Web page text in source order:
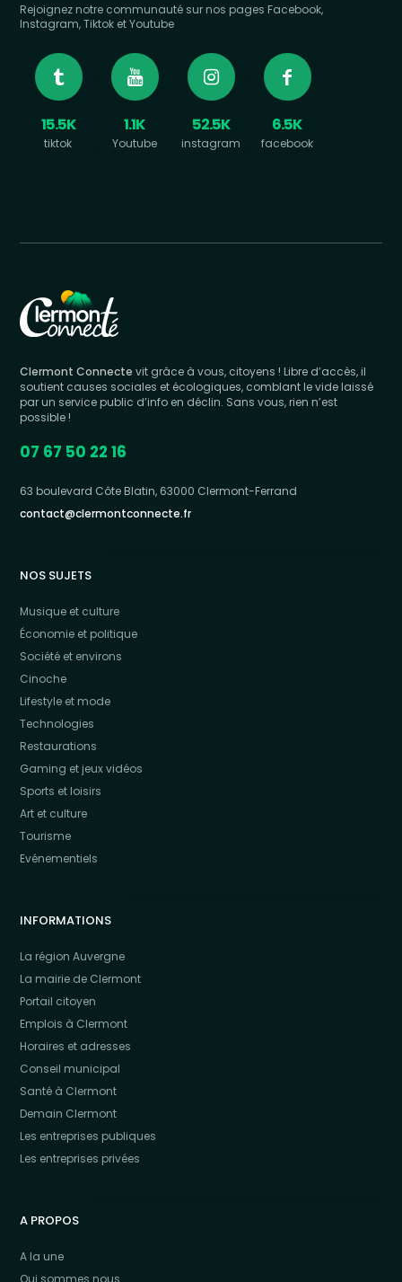
Rejoignez notre communauté sur nos pages Facebook,
Instagram, Tiktok et Youtube
15.5K
tiktok
1.1K
Youtube
52.5K
instagram
6.5K
facebook
Clermont Connecte vit grâce à vous, citoyens ! Libre d’accès, il
soutient causes sociales et écologiques, comblant le vide laissé
par un service public d’info en déclin. Sans vous, rien n’est
possible !
07 67 50 22 16
63 boulevard Côte Blatin, 63000 Clermont-Ferrand
contact@clermontconnecte.fr
NOS SUJETS
Musique et culture
Économie et politique
Société et environs
Cinoche
Lifestyle et mode
Technologies
Restaurations
Gaming et jeux vidéos
Sports et loisirs
Art et culture
Tourisme
Evénementiels
INFORMATIONS
La région Auvergne
La mairie de Clermont
Portail citoyen
Emplois à Clermont
Horaires et adresses
Conseil municipal
Santé à Clermont
Demain Clermont
Les entreprises publiques
Les entreprises privées
A PROPOS
A la une
Qui sommes nous